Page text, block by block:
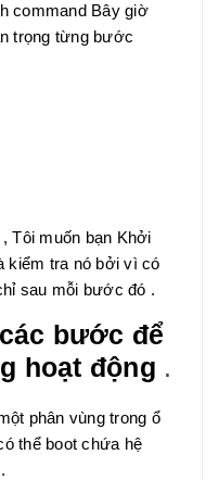
command Bây giờ
trọng từng bước
Tôi muốn bạn Khởi
kiểm tra nó bởi vì có
sau mỗi bước đó .
bước để
hoạt động .
phân vùng trong ổ
thể boot chứa hệ